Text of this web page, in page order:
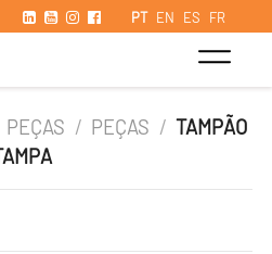
PT EN ES FR
PEÇAS / PEÇAS / TAMPÃO